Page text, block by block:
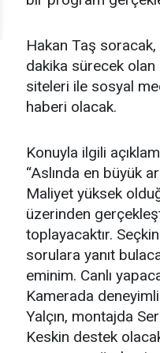
Hakan Taş soracak,
dakika sürecek
siteleri ile sosyal
haberi olacak.
Konuyla ilgili
“Aslında en büyük
Maliyet yüksek
üzerinden
toplayacaktır.
sorulara yanıt
eminim. Canlı
Kamerada
Yalçın, montajda
Keskin destek